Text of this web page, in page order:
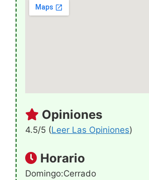
Opiniones
4.5/5 (Leer Las Opiniones)
Horario
Domingo:Cerrado